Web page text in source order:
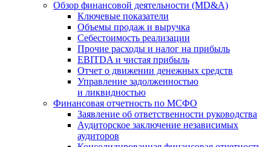
Обзор финансовой деятельности (MD&A)
Ключевые показатели
Объемы продаж и выручка
Себестоимость реализации
Прочие расходы и налог на прибыль
EBITDA и чистая прибыль
Отчет о движении денежных средств
Управление задолженностью
и ликвидностью
Финансовая отчетность по МСФО
Заявление об ответственности руководства
Аудиторское заключение независимых
аудиторов